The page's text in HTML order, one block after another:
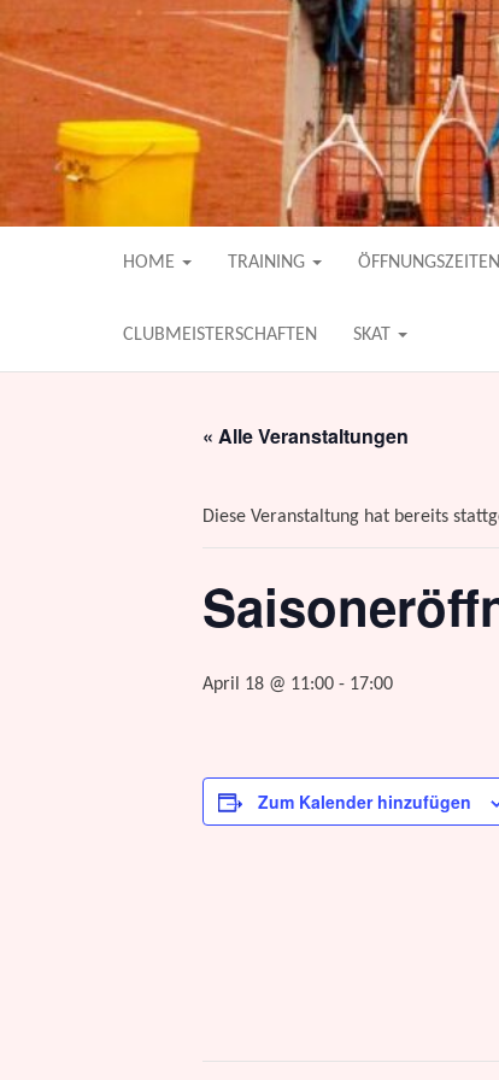
TC
TCW, der familienfreundliche
HOME TRAINING ÖFFNUNGSZEITEN
CLUBMEISTERSCHAFTEN SKAT
« Alle Veranstaltungen
Diese Veranstaltung hat bereits
April 18 @ 11:00 - 17:00
Zum Kalender hinzufügen